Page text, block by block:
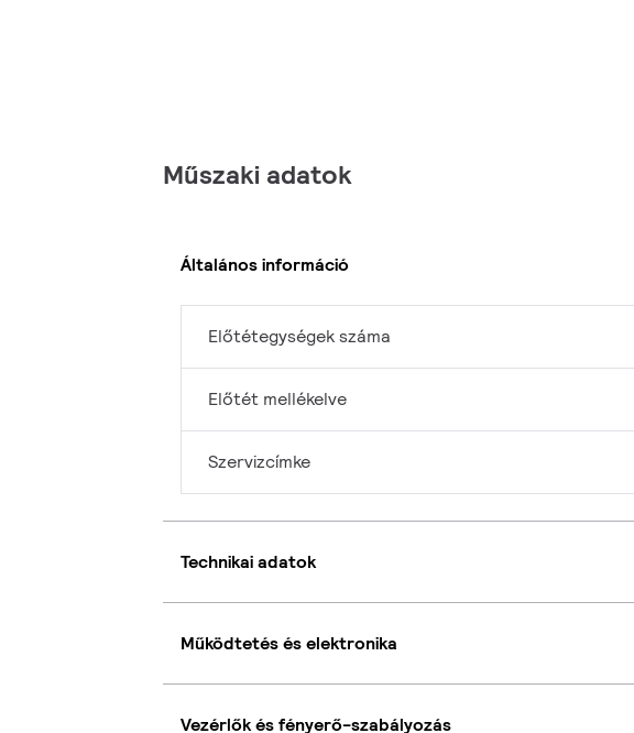
Műszaki adatok
Általános információ
Előtétegységek száma
Előtét mellékelve
Szervizcímke
Technikai adatok
Működtetés és elektronika
Vezérlők és fényerő-szabályozás